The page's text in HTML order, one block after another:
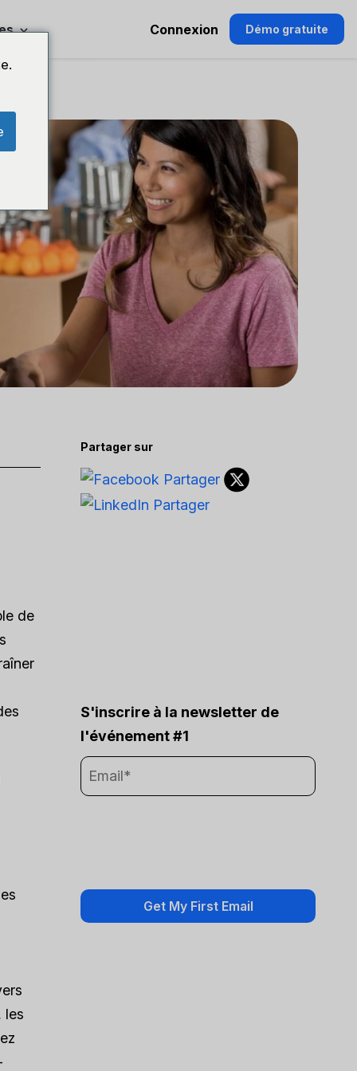
Connexion Démo gratuite
de
les
Partager sur
S'inscrire à la newsletter de
l'événement #1